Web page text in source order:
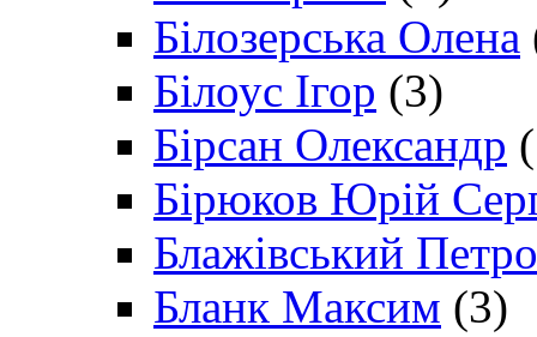
Білозерська Олена
Білоус Ігор (3)
Бірсан Олександр
Бірюков Юрій
Блажівський Петро
Бланк Максим (3)